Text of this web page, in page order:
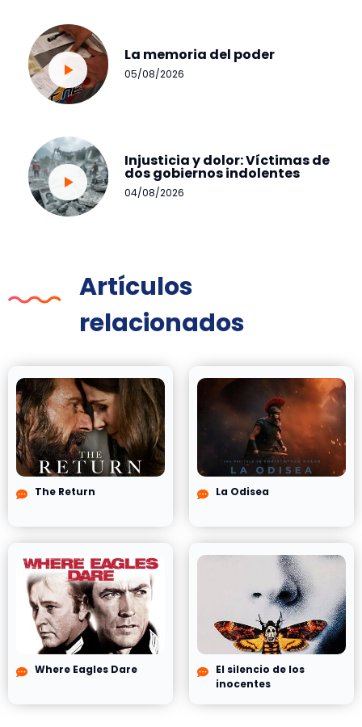
La memoria del poder
05/08/2026
Injusticia y dolor: Víctimas de
dos gobiernos indolentes
04/08/2026
Artículos
relacionados
The Return La Odisea
Where Eagles Dare
El silencio de los
inocentes